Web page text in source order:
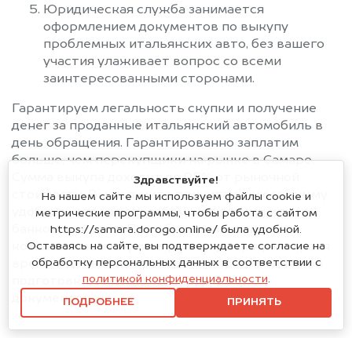
Юридическая служба занимается
оформлением документов по выкупу
проблемных итальянских авто, без вашего
участия улаживает вопрос со всеми
заинтересованными сторонами.
Гарантируем легальность скупки и получение
денег за проданные итальянский автомобиль в
день обращения. Гарантированно заплатим
больше, чем перекупщики на рынке в Самаре.
Сумма выкупа доходит до 95% от рыночной
стоимости. Вы получите причитающуюся сумму
удобным для вас способом: наличными или на
банковский счёт. При обращении в нашу
компанию вы получите реальную цену, не тратя
время и деньги на проведение предпродажной
подготовки, экспертизу, оформление
документов.
Здравствуйте!
На нашем сайте мы используем файлы cookie и
метрические программы, чтобы работа с сайтом
https://samara.dorogo.online/ была удобной.
Оставаясь на сайте, вы подтверждаете согласие на
обработку персональных данных в соответствии с
политикой конфиденциальности.
ПОДРОБНЕЕ ПРИНЯТЬ